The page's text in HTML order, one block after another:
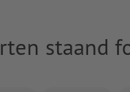
staand